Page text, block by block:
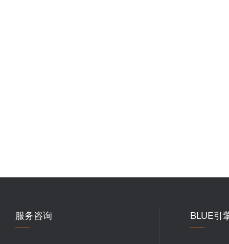
服务咨询 BLUE引